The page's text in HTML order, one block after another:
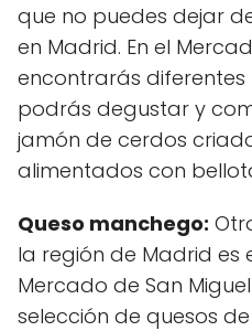
que no puedes dejar
en Madrid. En el
encontrarás
podrás degustar y
jamón de cerdos
alimentados con
Queso manchego:
la región de Madrid es
Mercado de San
selección de quesos